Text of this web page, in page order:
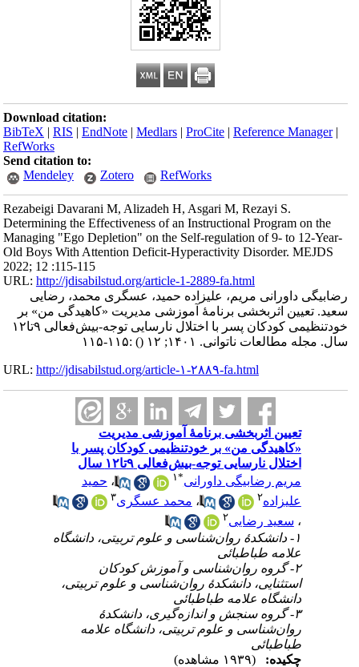
Download citation:
BibTeX |RIS |EndNote |Medlars |ProCite |Reference Manager
RefWorks
Send citation to:
Mendeley
Zotero RefWorks
Rezabeigi Davarani M, Alizadeh H, Asgari M, Rezayi S.
Determining the Effectiveness of an Instructional Program on the
Managing "Ego Depletion" on the Self-regulation of 9- to 12-Year-
Old Boys With Attention Deficit-Hyperactivity Disorder. MEJDS
2022; 12 :115-115
URL:http://jdisabilstud.org/article-1-2889-fa.html
رضابیگی داورانی مریم، علیزاده حمید، عسگری محمد، رضایی
سعید. تعیین اثربخشی برنامهٔ آموزشی مدیریت «کاهیدگی من» بر
خودتنظیمی کودکان پسر با اختلال نارسایی توجه-بیش‌فعالی ۹تا۱۲
سال. مجله مطالعات ناتوانی. ۱۴۰۱; ۱۲
() :۱۱۵-۱۱۵
URL:http://jdisabilstud.org/article-۱-۲۸۸۹-fa.html
تعیین اثربخشی برنامهٔ آموزشی مدیریت
«کاهیدگی من» بر خودتنظیمی کودکان پسر با
اختلال نارسایی توجه-بیش‌فعالی ۹تا۱۲ سال
مریم رضابیگی داورانی
۱ ،حمید
علیزاده
،محمد عسگری
سعید رضایی
۱- دانشکدهٔ روان‌شناسی و علوم تربیتی، دانشگاه
علامه طباطبائی
۲- گروه روان‌شناسی و آموزش کودکان
استثنایی، دانشکدهٔ روان‌شناسی و علوم تربیتی،
دانشگاه علامه طباطبائی
۳- گروه سنجش و اندازه‌گیری، دانشکدهٔ
روان‌شناسی و علوم تربیتی، دانشگاه علامه
طباطبائی
چکیده: